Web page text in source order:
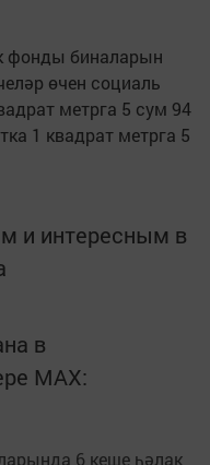
фонды биналарын
өчен социаль
метрга 5 сум 94
1 квадрат метрга 5
и интересным в
в
MАХ:
6 кеше һәлак